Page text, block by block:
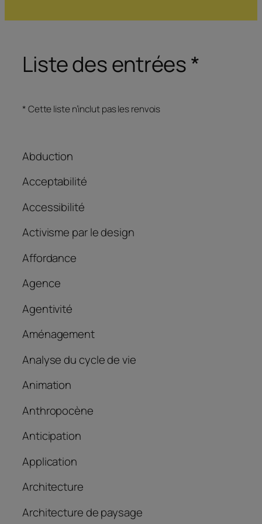
Liste des entrées *
*Cette liste n’inclut pas les renvois
Abduction
Acceptabilité
Accessibilité
Activisme par le design
Affordance
Agence
Agentivité
Aménagement
Analyse du cycle de vie
Animation
Anthropocène
Anticipation
Application
Architecture
Architecture de paysage